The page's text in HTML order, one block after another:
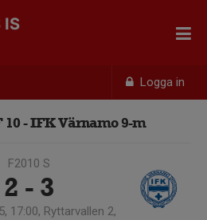
Logga in
IS
10 - IFK Värnamo 9-m
F2010 S
2 - 3
17:00, Ryttarvallen 2,